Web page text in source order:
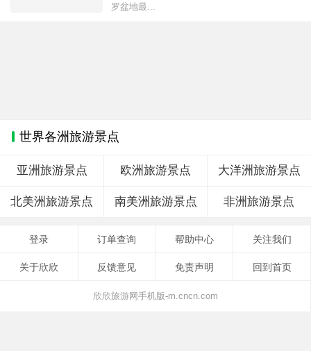
罗盆地最...
世界各洲旅游景点
亚洲旅游景点 欧洲旅游景点 大洋洲旅游景点
北美洲旅游景点 南美洲旅游景点 非洲旅游景点
登录 订单查询 帮助中心 关注我们
关于欣欣 反馈意见 免责声明 回到首页
欣欣旅游网手机版-m.cncn.com